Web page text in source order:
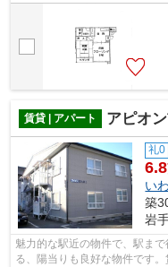
取りがポイントのアパートです
賃貸 | アパート アピオ
礼0
6.8
い
築
岩
魅力的な駅近の物件で、駅ま
る、陽当りも良好な物件です